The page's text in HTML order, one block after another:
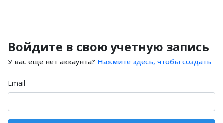
Войдите в свою учетную запись
У вас еще нет аккаунта? Нажмите здесь, чтобы создать
Email